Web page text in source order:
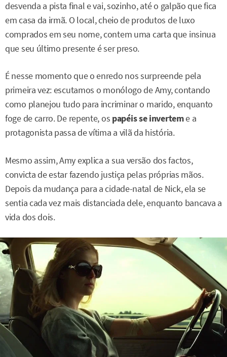
desvenda a pista final e vai, sozinho, até o galpão que fica
em casa da irmã. O local, cheio de produtos de luxo
comprados em seu nome, contem uma carta que insinua
que seu último presente é ser preso.
É nesse momento que o enredo nos surpreende pela
primeira vez: escutamos o monólogo de Amy, contando
como planejou tudo para incriminar o marido, enquanto
foge de carro. De repente, os papéisseinverteme a
protagonista passa de vítima a vilã da história.
Mesmo assim, Amy explica a sua versão dos factos,
convicta de estar fazendo justiça pelas próprias mãos.
Depois da mudança para a cidade-natal de Nick, ela se
sentia cada vez mais distanciada dele, enquanto bancava a
vida dos dois.